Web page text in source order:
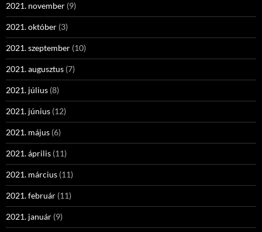
2021. november (9)
2021. október (3)
2021. szeptember (10)
2021. augusztus (7)
2021. július (8)
2021. június (12)
2021. május (6)
2021. április (11)
2021. március (11)
2021. február (11)
2021. január (9)